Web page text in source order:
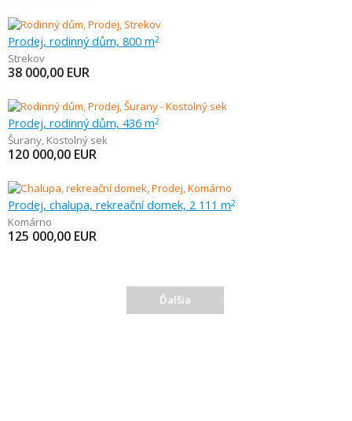
Prodej, rodinný dům, 800 m2
Strekov
38 000,00 EUR
Prodej, rodinný dům, 436 m2
Šurany, Kostolný sek
120 000,00 EUR
Prodej, chalupa, rekreační domek, 2 111 m2
Komárno
125 000,00 EUR
Ďalšia